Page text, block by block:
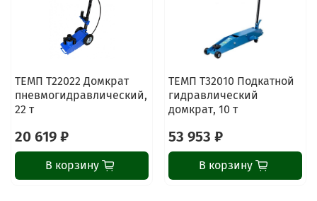
ТЕМП T22022 Домкрат
пневмогидравлический,
22 т
20 619 ₽
В корзину
ТЕМП T32010 Подкатной
гидравлический
домкрат, 10 т
53 953 ₽
В корзину